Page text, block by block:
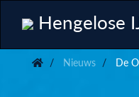
Hengelose
Nieuws De